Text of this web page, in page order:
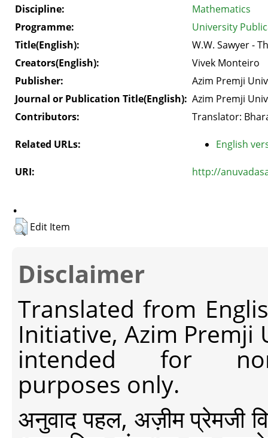
Discipline:
Mathematics
Programme:
University
Title(English):
W.W. Sawyer -
Creators(English):
Vivek Monteiro
Publisher:
Azim Premji
Journal or Publication Title(English): Azim Premji
Contributors:
Translator:
Related URLs: English
URI: http://
.
Edit Item
Disclaimer
Translated from
Initiative, Azim Premji
intended for non-
purposes only.
अनुवाद पहल, अज़ीम प्रेमजी